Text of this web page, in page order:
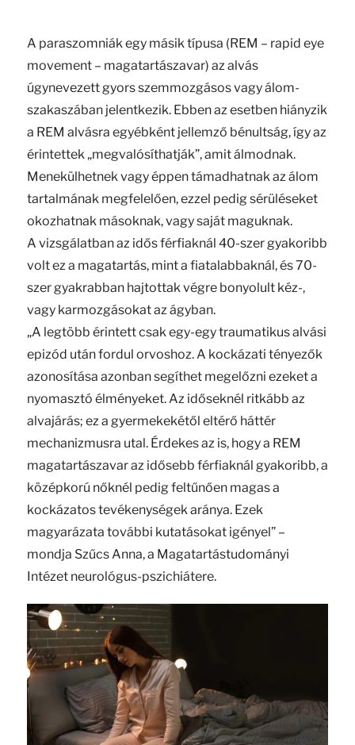
A paraszomniák egy másik típusa (REM – rapid eye
movement – magatartászavar) az alvás
úgynevezett gyors szemmozgásos vagy álom-
szakaszában jelentkezik. Ebben az esetben hiányzik
a REM alvásra egyébként jellemző bénultság, így az
érintettek „megvalósíthatják”, amit álmodnak.
Menekülhetnek vagy éppen támadhatnak az álom
tartalmának megfelelően, ezzel pedig sérüléseket
okozhatnak másoknak, vagy saját maguknak.
A vizsgálatban az idős férfiaknál 40-szer gyakoribb
volt ez a magatartás, mint a fiatalabbaknál, és 70-
szer gyakrabban hajtottak végre bonyolult kéz-,
vagy karmozgásokat az ágyban.
„A legtöbb érintett csak egy-egy traumatikus alvási
epizód után fordul orvoshoz. A kockázati tényezők
azonosítása azonban segíthet megelőzni ezeket a
nyomasztó élményeket. Az időseknél ritkább az
alvajárás; ez a gyermekekétől eltérő háttér
mechanizmusra utal. Érdekes az is, hogy a REM
magatartászavar az idősebb férfiaknál gyakoribb, a
középkorú nőknél pedig feltűnően magas a
kockázatos tevékenységek aránya. Ezek
magyarázata további kutatásokat igényel” –
mondja Szűcs Anna, a Magatartástudományi
Intézet neurológus-pszichiátere.